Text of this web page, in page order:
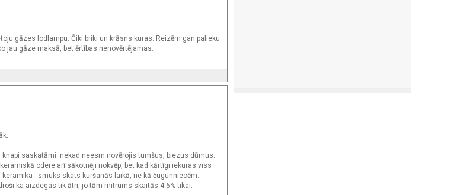
gāzes lodlampu. Čiki briki un krāsns kuras. Reizēm gan palieku
gāze maksā, bet ērtības nenovērtējamas.
saskatāmi. nekad neesm novērojis tumšus, biezus dūmus.
odere arī sākotnēji nokvēp, bet kad kārtīgi iekuras viss
- smuks skats kuršanās laikā, ne kā čugunniecēm.
ka aizdegas tik ātri, jo tām mitrums skaitās 4-6% tikai.